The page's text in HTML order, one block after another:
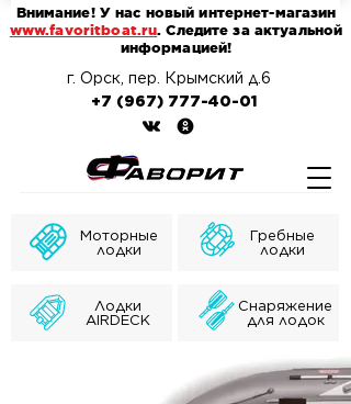
г. Орск, пер. Крымский д.6
+7 (967) 777-40-01
Внимание! У нас новый интернет-магазин
www.favoritboat.ru. Следите за актуальной
информацией!
Моторные
лодки
Гребные
лодки
Лодки
AIRDECK
Снаряжение
для лодок